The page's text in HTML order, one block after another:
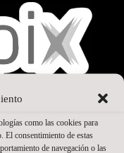
como las cookies para
El consentimiento de estas
de navegación o las